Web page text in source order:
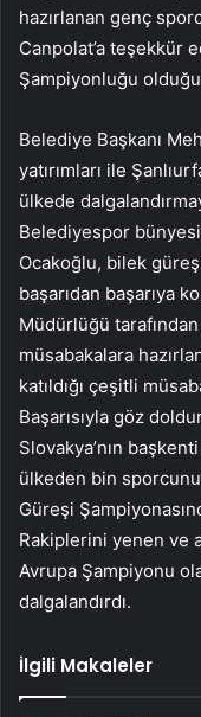
hazırlanan genç
Canpolat’a teşekkür
Şampiyonluğu
Belediye Başkanı
yatırımları ile
ülkede
Belediyespor
Ocakoğlu, bilek
başarıdan başarıya
Müdürlüğü
müsabakalara
katıldığı çeşitli
Başarısıyla göz
Slovakya’nın
ülkeden bin
Güreşi
Rakiplerini yenen ve
Avrupa Şampiyonu
dalgalandırdı.
İlgili Makaleler